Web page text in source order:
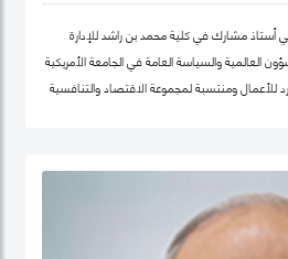
مشارك في كلية محمد بن راشد للإدارة
العالمية والسياسة العامة في الجامعة الأمريكية
للأعمال ومنتسبة لمجموعة الاقتصاد والتنافسية
البحثية في دوريات علمية دولية في مجال الإدارة
وجامعة كامبريدج. الدكتورة منى حاليًا عضو
الأغذية والزراعة ورئيستها ايضا. حصلت على
السياسية بجامعة القاهرة، وشهادتي الماجستير